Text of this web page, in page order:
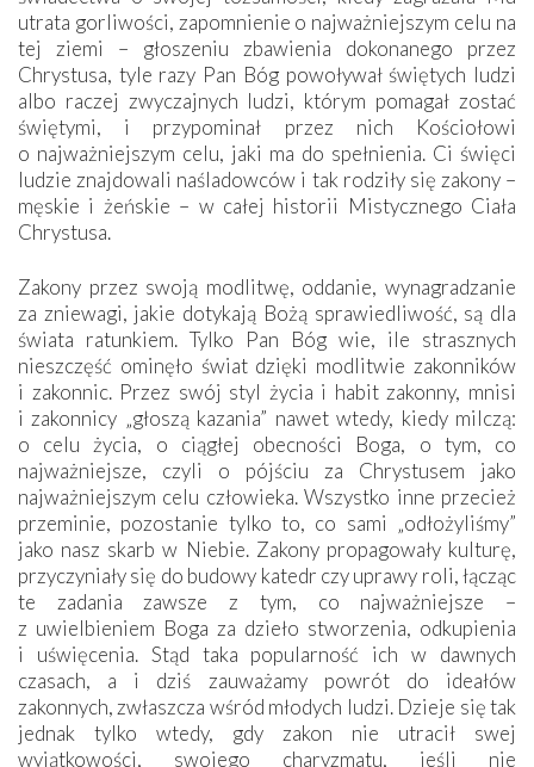
utrata gorliwości, zapomnienie o najważniejszym celu na
tej ziemi – głoszeniu zbawienia dokonanego przez
Chrystusa, tyle razy Pan Bóg powoływał świętych ludzi
albo raczej zwyczajnych ludzi, którym pomagał zostać
świętymi, i przypominał przez nich Kościołowi
o najważniejszym celu, jaki ma do spełnienia. Ci święci
ludzie znajdowali naśladowców i tak rodziły się zakony –
męskie i żeńskie – w całej historii Mistycznego Ciała
Chrystusa.
Zakony przez swoją modlitwę, oddanie, wynagradzanie
za zniewagi, jakie dotykają Bożą sprawiedliwość, są dla
świata ratunkiem. Tylko Pan Bóg wie, ile strasznych
nieszczęść ominęło świat dzięki modlitwie zakonników
i zakonnic. Przez swój styl życia i habit zakonny, mnisi
i zakonnicy „głoszą kazania” nawet wtedy, kiedy milczą:
o celu życia, o ciągłej obecności Boga, o tym, co
najważniejsze, czyli o pójściu za Chrystusem jako
najważniejszym celu człowieka. Wszystko inne przecież
przeminie, pozostanie tylko to, co sami „odłożyliśmy”
jako nasz skarb w Niebie. Zakony propagowały kulturę,
przyczyniały się do budowy katedr czy uprawy roli, łącząc
te zadania zawsze z tym, co najważniejsze –
z uwielbieniem Boga za dzieło stworzenia, odkupienia
i uświęcenia. Stąd taka popularność ich w dawnych
czasach, a i dziś zauważamy powrót do ideałów
zakonnych, zwłaszcza wśród młodych ludzi. Dzieje się tak
jednak tylko wtedy, gdy zakon nie utracił swej
wyjątkowości, swojego charyzmatu, jeśli nie